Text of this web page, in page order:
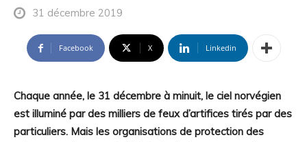
31 décembre 2019
Facebook X Linkedin
Chaque année, le 31 décembre à minuit, le ciel norvégien
est illuminé par des milliers de feux d’artifices tirés par des
particuliers. Mais les organisations de protection des